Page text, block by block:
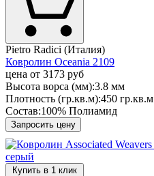
Pietro Radici (Италия)
Ковролин Oceania 2109
цена от 3173 руб
Высота ворса (мм):3.8 мм
Плотность (гр.кв.м):450 гр.кв.м
Состав:100% Полиамид
Запросить цену
Купить в 1 клик